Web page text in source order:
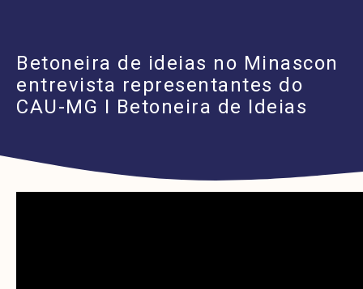
Betoneira de ideias no Minascon
entrevista representantes do
CAU-MG I Betoneira de Ideias